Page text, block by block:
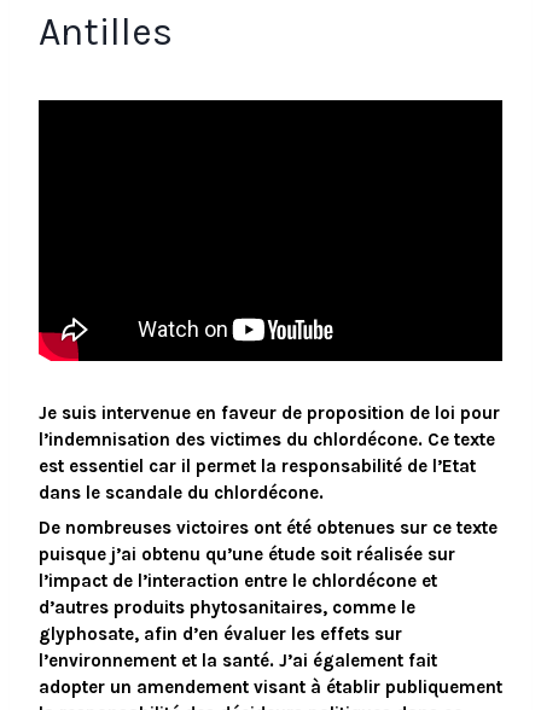
Antilles
Je suis intervenue en faveur de proposition de loi pour
l’indemnisation des victimes du chlordécone. Ce texte
est essentiel car il permet la responsabilité de l’Etat
dans le scandale du chlordécone.
De nombreuses victoires ont été obtenues sur ce texte
puisque j’ai obtenu qu’une étude soit réalisée sur
l’impact de l’interaction entre le chlordécone et
d’autres produits phytosanitaires, comme le
glyphosate, afin d’en évaluer les effets sur
l’environnement et la santé. J’ai également fait
adopter un amendement visant à établir publiquement